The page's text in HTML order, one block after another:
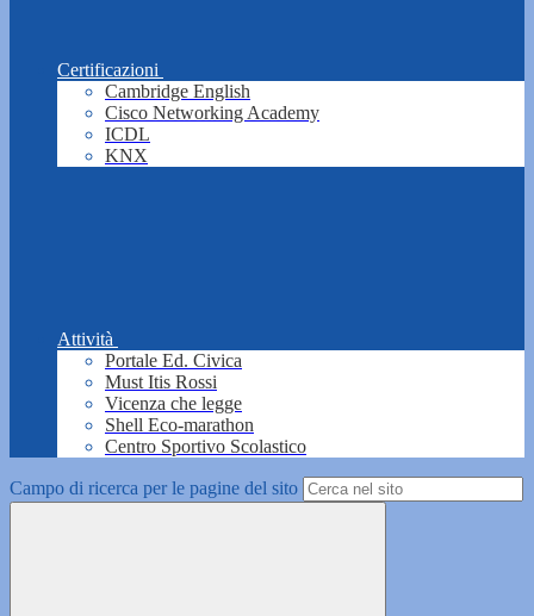
Certificazioni
Cambridge English
Cisco Networking Academy
ICDL
KNX
Attività
Portale Ed. Civica
Must Itis Rossi
Vicenza che legge
Shell Eco-marathon
Centro Sportivo Scolastico
Campo di ricerca per le pagine del sito